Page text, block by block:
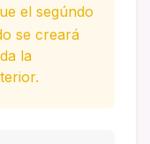
el segúndo
se creará
la